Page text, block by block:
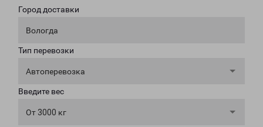
Город доставки
Вологда
Тип перевозки
Автоперевозка
Введите вес
От 3000 кг